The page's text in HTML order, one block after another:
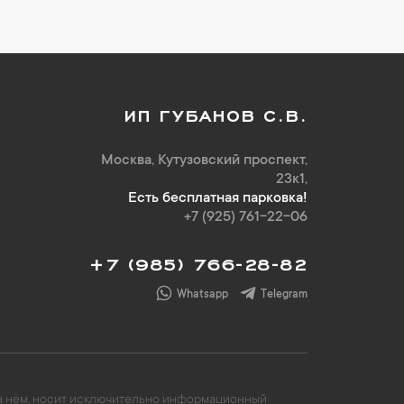
ИП ГУБАНОВ С.В.
Москва, Кутузовский проспект,
23к1,
Есть бесплатная парковка!
+7 (925) 761-22-06
+7 (985) 766-28-82
Whatsapp Telegram
нём, носит исключительно информационный